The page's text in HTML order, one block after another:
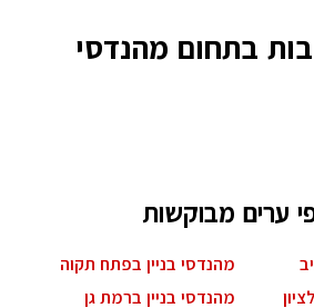
בתחום מהנדסי
ערים מבוקשות
מהנדסי בניין בפתח תקוה
מהנדסי בניין ברמת גן